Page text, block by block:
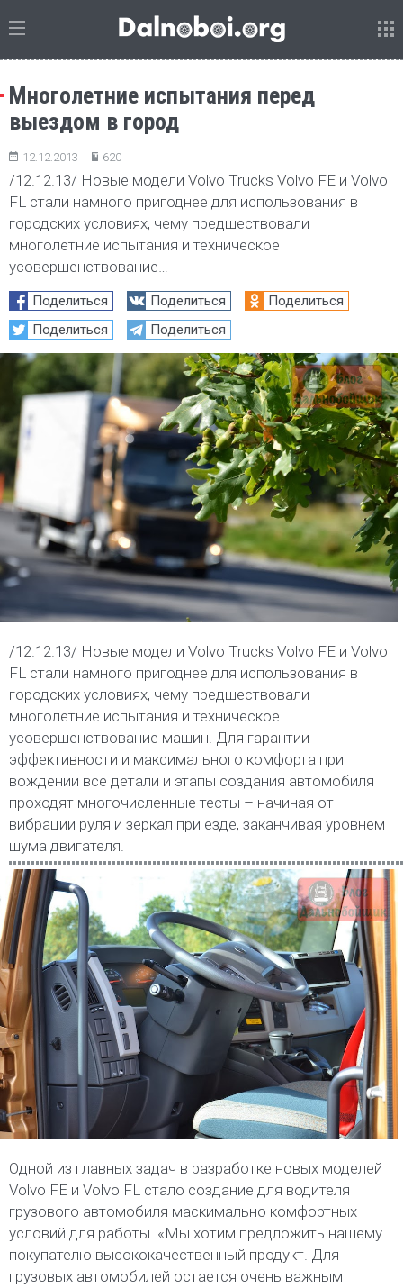
Многолетние испытания перед
выездом в город
12.12.2013 620
/12.12.13/ Новые модели Volvo Trucks Volvo FE и Volvo
FL стали намного пригоднее для использования в
городских условиях, чему предшествовали
многолетние испытания и техническое
усовершенствование…
Поделиться Поделиться
Поделиться
Поделиться
Поделиться
/12.12.13/ Новые модели Volvo Trucks Volvo FE и Volvo
FL стали намного пригоднее для использования в
городских условиях, чему предшествовали
многолетние испытания и техническое
усовершенствование машин. Для гарантии
эффективности и максимального комфорта при
вождении все детали и этапы создания автомобиля
проходят многочисленные тесты – начиная от
вибрации руля и зеркал при езде, заканчивая уровнем
шума двигателя.
Одной из главных задач в разработке новых моделей
Volvo FE и Volvo FL стало создание для водителя
грузового автомобиля маскимально комфортных
условий для работы. «Мы хотим предложить нашему
покупателю высококачественный продукт. Для
грузовых автомобилей остается очень важным